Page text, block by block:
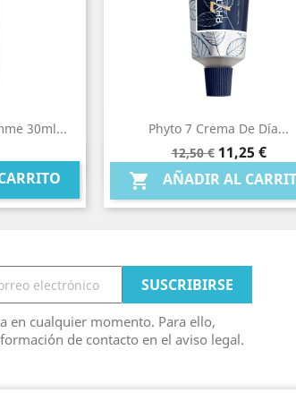
30ml... Phyto 7 Crema De Día...
Precio
base
12,50 € Precio
11,25 €
 AÑADIR AL
Vista rápida
en cualquier momento. Para ello,
de contacto en el aviso legal.